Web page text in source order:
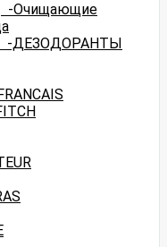
-Очищающие
-ДЕЗОДОРАНТЫ